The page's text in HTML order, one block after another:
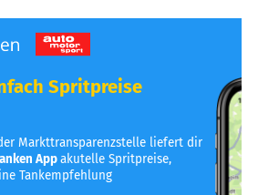
Spritpreise
Markttransparenzstelle liefert dir
Appakutelle Spritpreise,
Tankempfehlung